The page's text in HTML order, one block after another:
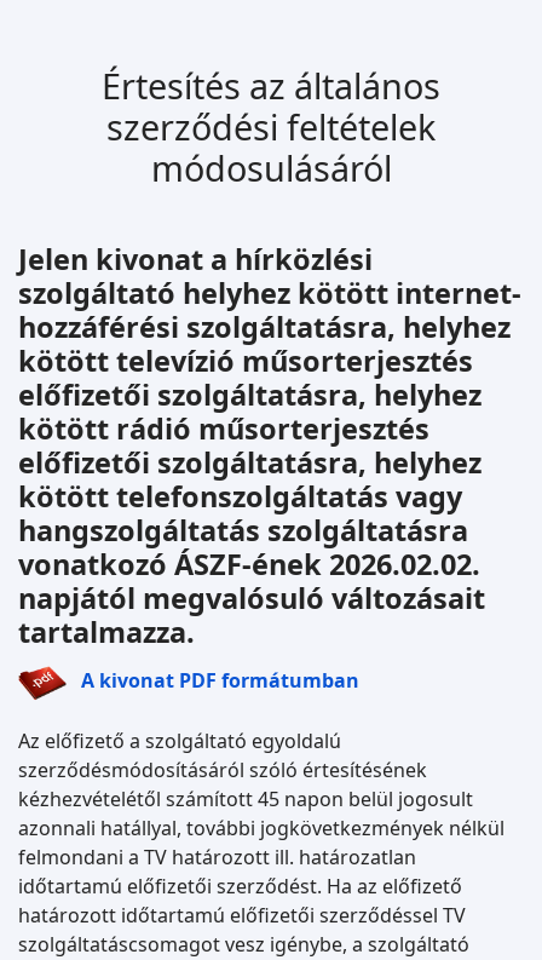
Értesítés az általános
szerződési feltételek
módosulásáról
Jelen kivonat a hírközlési
szolgáltató helyhez kötött internet-
hozzáférési szolgáltatásra, helyhez
kötött televízió műsorterjesztés
előfizetői szolgáltatásra, helyhez
kötött rádió műsorterjesztés
előfizetői szolgáltatásra, helyhez
kötött telefonszolgáltatás vagy
hangszolgáltatás szolgáltatásra
vonatkozó ÁSZF-ének 2026.02.02.
napjától megvalósuló változásait
tartalmazza.
A kivonat PDF formátumban
Az előfizető a szolgáltató egyoldalú
szerződésmódosításáról szóló értesítésének
kézhezvételétől számított 45 napon belül jogosult
azonnali hatállyal, további jogkövetkezmények nélkül
felmondani a TV határozott ill. határozatlan
időtartamú előfizetői szerződést. Ha az előfizető
határozott időtartamú előfizetői szerződéssel TV
szolgáltatáscsomagot vesz igénybe, a szolgáltató